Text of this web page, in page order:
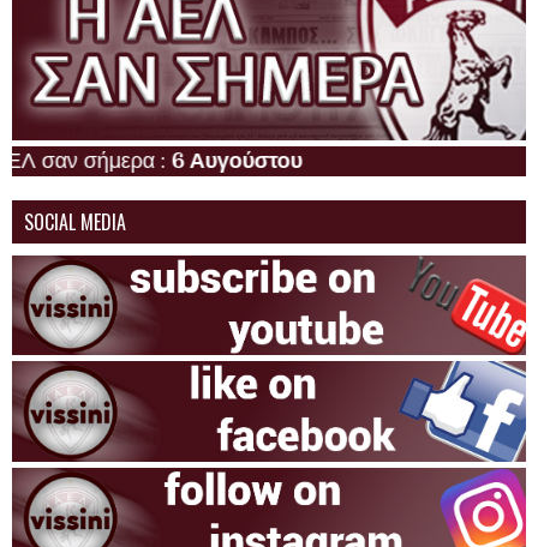
σήμερα :6 Αυγούστου
SOCIAL MEDIA